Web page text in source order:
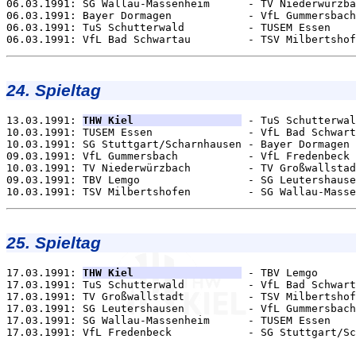
06.03.1991: SG Wallau-Massenheim      - TV
06.03.1991: Bayer Dormagen            - VfL
06.03.1991: TuS Schutterwald          - TUSEM
24. Spieltag
13.03.1991: THW Kiel
- TuS
10.03.1991: TUSEM Essen               - VfL Bad
10.03.1991: SG Stuttgart/Scharnhausen - Bayer
09.03.1991: VfL Gummersbach           - VfL
10.03.1991: TV Niederwürzbach         - TV
09.03.1991: TBV Lemgo                 - SG
25. Spieltag
17.03.1991: THW Kiel
- TBV
17.03.1991: TuS Schutterwald          - VfL Bad
17.03.1991: TV Großwallstadt          - TSV
17.03.1991: SG Leutershausen          - VfL
17.03.1991: SG Wallau-Massenheim      -
17.03.1991: VfL Fredenbeck            - SG